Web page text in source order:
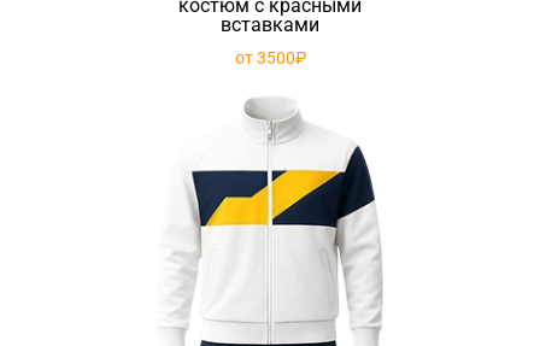
костюм с красными
вставками
от 3500₽